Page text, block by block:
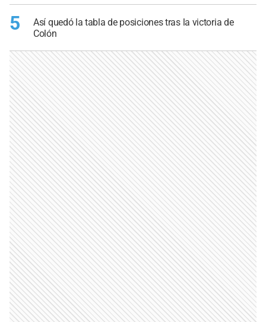
5
Así quedó la tabla de posiciones tras la victoria de
Colón